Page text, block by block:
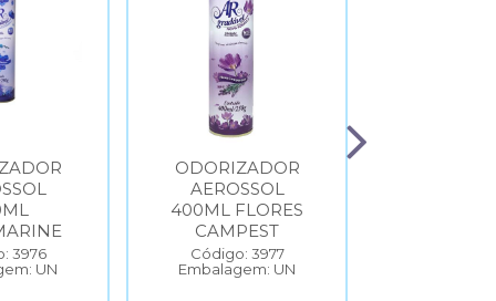
3976
UN
ODORIZADOR
AEROSSOL
400ML FLORES
CAMPEST
Código: 3977
Embalagem: UN